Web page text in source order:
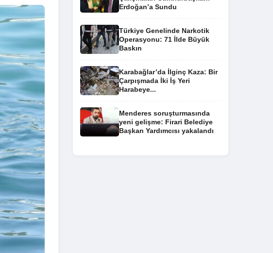
Erdoğan’a Sundu
Türkiye Genelinde Narkotik
Operasyonu: 71 İlde Büyük
Baskın
Karabağlar’da İlginç Kaza: Bir
Çarpışmada İki İş Yeri
Harabeye...
Menderes soruşturmasında
yeni gelişme: Firari Belediye
Başkan Yardımcısı yakalandı